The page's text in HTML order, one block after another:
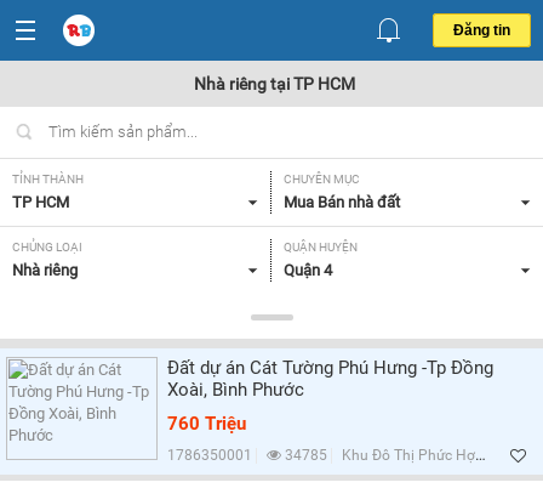
Đăng tin
Nhà riêng tại TP HCM
TỈNH THÀNH
TP HCM
CHUYÊN MỤC
Mua Bán nhà đất
CHỦNG LOẠI
Nhà riêng
QUẬN HUYỆN
Quận 4
Tất cả
MỨC GIÁ
Tất cả
HƯỚNG
Tất cả
MẶT TIỀN
Tất cả
Đất dự án Cát Tường Phú Hưng -Tp Đồng
Xoài, Bình Phước
760 Triệu
1786350001 34785 Khu Đô Thị Phức Hợp Cát Tường Phú Hưng, Bình Phước